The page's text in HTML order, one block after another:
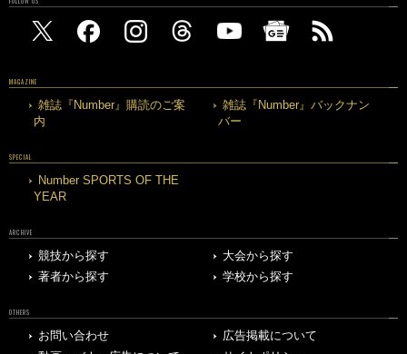
MAGAZINE
雑誌『Number』購読のご案
内
雑誌『Number』バックナン
バー
SPECIAL
Number SPORTS OF THE
YEAR
ARCHIVE
競技から探す
大会から探す
著者から探す
学校から探す
OTHERS
お問い合わせ
広告掲載について